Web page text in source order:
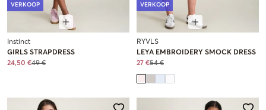
VERKOOP
Instinct
GIRLS STRAPDRESS
24,50 €49 €
VERKOOP
RYVLS
LEYA EMBROIDERY SMOCK DRESS
27 €54 €